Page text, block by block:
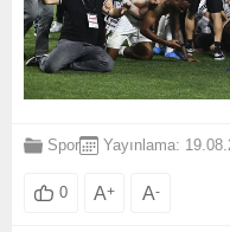
Spor Yayınlama:
0 A+ A-